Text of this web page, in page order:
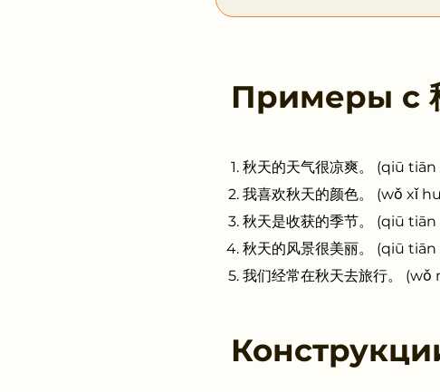
Примеры с
秋天的天气很凉爽。 (qiū
我喜欢秋天的颜色。 (wǒ xǐ
秋天是收获的季节。 (qiū
秋天的风景很美丽。 (qiū
我们经常在秋天去旅行。